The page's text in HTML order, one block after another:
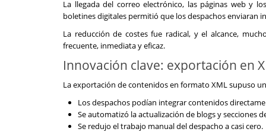
La llegada del correo electrónico, las páginas web y
boletines digitales permitió que los despachos enviaran
La reducción de costes fue radical, y el alcance,
frecuente, inmediata y eficaz.
Innovación clave: exportación en
La exportación de contenidos en formato XML supuso
Los despachos podían integrar contenidos
Se automatizó la actualización de blogs y secciones
Se redujo el trabajo manual del despacho a casi cero.